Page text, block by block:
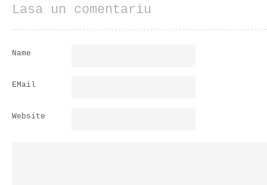
Lasa un comentariu
Name
EMail
Website